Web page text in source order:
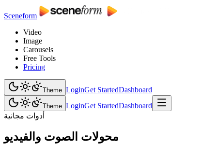
Sceneform
Video
Image
Carousels
Free Tools
Pricing
Theme LoginGet StartedDashboard
Theme LoginGet StartedDashboard
أدوات مجانية
محولات الصوت والفيديو